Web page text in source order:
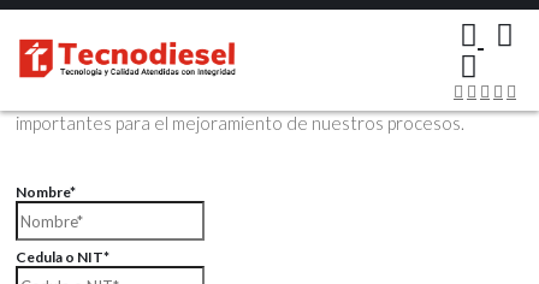
Contáctenos Vía Email
Envíenos sus datos con sus comentarios, sus opiniones son muy
importantes para el mejoramiento de nuestros procesos.
Nombre*
Cedula o NIT*